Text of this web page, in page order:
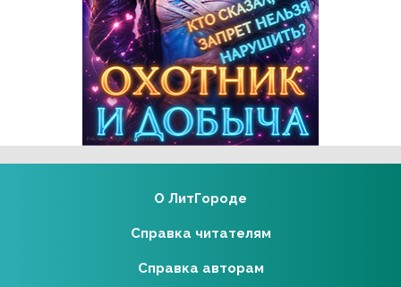
Реклама 16+ АО «ЛитГород»
О ЛитГороде
Справка читателям
Справка авторам